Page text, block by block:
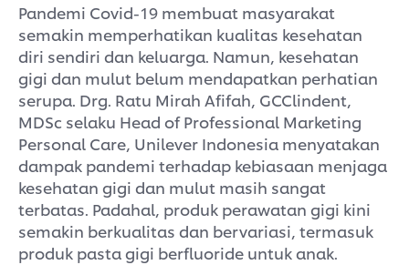
Pandemi Covid-19 membuat masyarakat
semakin memperhatikan kualitas kesehatan
diri sendiri dan keluarga. Namun, kesehatan
gigi dan mulut belum mendapatkan perhatian
serupa. Drg. Ratu Mirah Afifah, GCClindent,
MDSc selaku Head of Professional Marketing
Personal Care, Unilever Indonesia menyatakan
dampak pandemi terhadap kebiasaan menjaga
kesehatan gigi dan mulut masih sangat
terbatas. Padahal, produk perawatan gigi kini
semakin berkualitas dan bervariasi, termasuk
produk pasta gigi berfluoride untuk anak.